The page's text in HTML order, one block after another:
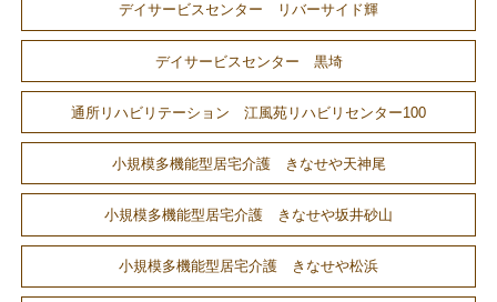
デイサービスセンター リバーサイド輝
デイサービスセンター 黒埼
通所リハビリテーション 江風苑リハビリセンター100
小規模多機能型居宅介護 きなせや天神尾
小規模多機能型居宅介護 きなせや坂井砂山
小規模多機能型居宅介護 きなせや松浜